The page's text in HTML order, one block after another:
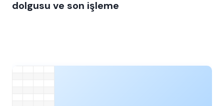
dolgusu ve son işleme